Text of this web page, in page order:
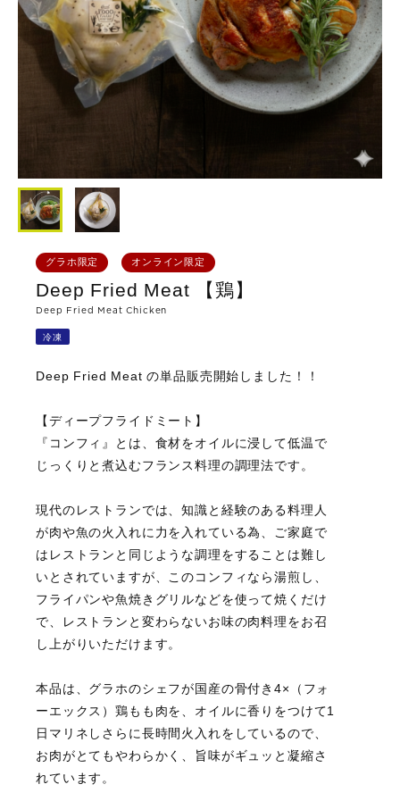
グラホ限定 オンライン限定
Deep Fried Meat 【鶏】
Deep Fried Meat Chicken
冷凍
Deep Fried Meat の単品販売開始しました！！
【ディープフライドミート】
『コンフィ』とは、食材をオイルに浸して低温で
じっくりと煮込むフランス料理の調理法です。
現代のレストランでは、知識と経験のある料理人
が肉や魚の火入れに力を入れている為、ご家庭で
はレストランと同じような調理をすることは難し
いとされていますが、このコンフィなら湯煎し、
フライパンや魚焼きグリルなどを使って焼くだけ
で、レストランと変わらないお味の肉料理をお召
し上がりいただけます。
本品は、グラホのシェフが国産の骨付き4×（フォ
ーエックス）鶏もも肉を、オイルに香りをつけて1
日マリネしさらに長時間火入れをしているので、
お肉がとてもやわらかく、旨味がギュッと凝縮さ
れています。